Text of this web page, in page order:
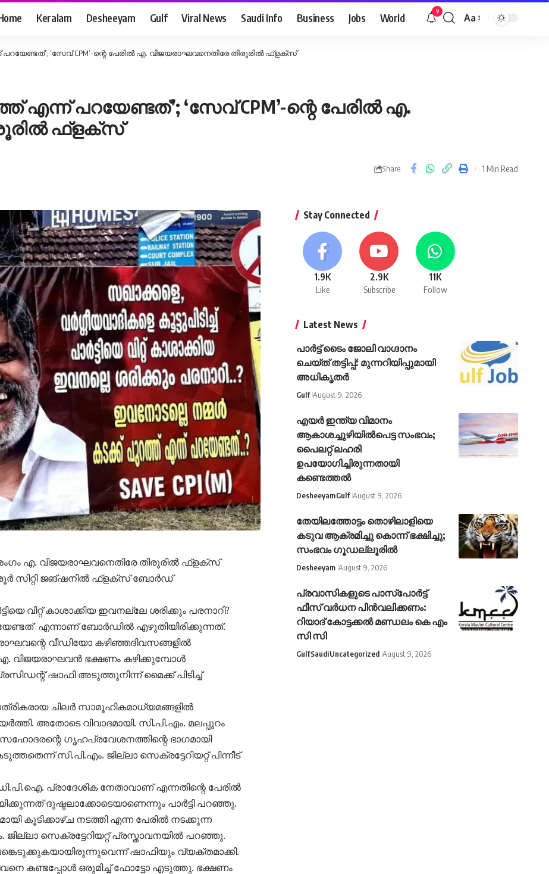
Keralam Desheeyam Gulf Viral News Saudi Info Business Jobs World 9
Font
Aa
‘സേവ് CPM’-ന്റെ പേരിൽ എ. വിജയരാഘവനെതിരേ തിരൂരിൽ ഫ്ളക്സ്
പറയേണ്ടത്’; ‘സേവ് CPM’-ന്റെ പേരിൽ എ.
ഫ്ളക്സ്
Share 1 Min Read
എ. വിജയരാഘവനെതിരേ തിരൂരിൽ ഫ്‌ളക്‌സ്
സിറ്റി ജങ്ഷനിൽ ഫ്‌ളക്‌സ് ബോർഡ്
വിറ്റ് കാശാക്കിയ ഇവനല്ലേ ശരിക്കും പരനാറി?
എന്നാണ് ബോർഡിൽ എഴുതിയിരിക്കുന്നത്.
വീഡിയോ കഴിഞ്ഞദിവസങ്ങളിൽ
എ. വിജയരാഘവൻ ഭക്ഷണം കഴിക്കുമ്പോൾ
ഷാഫി അടുത്തുനിന്ന് മൈക്ക് പിടിച്ച്
ചിലർ സാമൂഹികമാധ്യമങ്ങളിൽ
അതോടെ വിവാദമായി. സി.പി.എം. മലപ്പുറം
സഹോദരന്റെ ഗൃഹപ്രവേശനത്തിന്റെ ഭാഗമായി
സി.പി.എം. ജില്ലാ സെക്രട്ടേറിയറ്റ് പിന്നീട്
പ്രാദേശിക നേതാവാണ് എന്നതിന്റെ പേരിൽ
ദുഷ്ടലാക്കോടെയാണെന്നും പാർട്ടി പറഞ്ഞു.
കൂടിക്കാഴ്ച നടത്തി എന്ന പേരിൽ നടക്കുന്ന
സെക്രട്ടേറിയറ്റ് പ്രസ്താവനയിൽ പറഞ്ഞു.
ഷാഫിയും വ്യക്തമാക്കി.
കണ്ടപ്പോൾ ഒരുമിച്ച് ഫോട്ടോ എടുത്തു. ഭക്ഷണം
Stay Connected
1.9K
Like
2.9K
Subscribe
11K
Follow
Latest News
പാർട്ട് ടൈം ജോലി വാഗ്ദാനം
ചെയ്ത്‌ തട്ടിപ്പ്‌: മുന്നറിയിപ്പുമായി
അധികൃതർ
Gulf August 9, 2026
എയര്‍ ഇന്ത്യ വിമാനം
ആകാശച്ചുഴിയില്‍പെട്ട സംഭവം;
പൈലറ്റ് ലഹരി
ഉപയോഗിച്ചിരുന്നതായി
കണ്ടെത്തല്‍
DesheeyamGulf August 9, 2026
തേയിലത്തോട്ടം തൊഴിലാളിയെ
കടുവ ആക്രമിച്ചു കൊന്ന് ഭക്ഷിച്ചു;
സംഭവം ഗൂഡല്ലൂരില്‍
Desheeyam August 9, 2026
പ്രവാസികളുടെ പാസ്പോര്‍ട്ട്
ഫീസ് വര്‍ധന പിന്‍വലിക്കണം:
റിയാദ് കോട്ടക്കല്‍ മണ്ഡലം കെ എം
സി സി
GulfSaudiUncategorized August 9, 2026